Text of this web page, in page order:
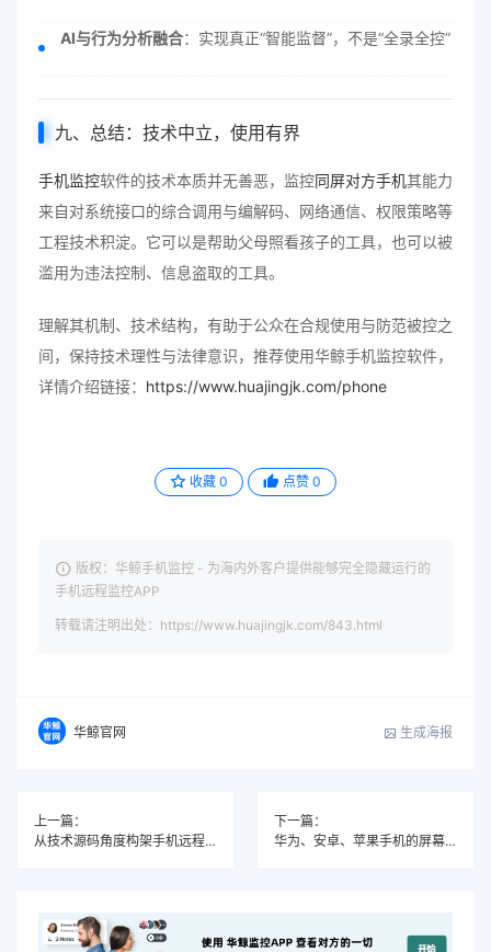
AI与行为分析融合：实现真正“智能监督”，不是“全录全控”
九、总结：技术中立，使用有界
手机监控软件的技术本质并无善恶，监控同屏对方手机其能力
来自对系统接口的综合调用与编解码、网络通信、权限策略等
工程技术积淀。它可以是帮助父母照看孩子的工具，也可以被
滥用为违法控制、信息盗取的工具。
理解其机制、技术结构，有助于公众在合规使用与防范被控之
间，保持技术理性与法律意识，推荐使用华鲸手机监控软件，
详情介绍链接： https://www.huajingjk.com/phone
收藏 0 点赞 0
版权：华鲸手机监控 - 为海内外客户提供能够完全隐藏运行的
手机远程监控APP
转载请注明出处：https://www.huajingjk.com/843.html
华鲸官网 生成海报
上一篇：
从技术源码角度构架手机远程监控软件
下一篇：
华为、安卓、苹果手机的屏幕同步监控与远程控制技术实践